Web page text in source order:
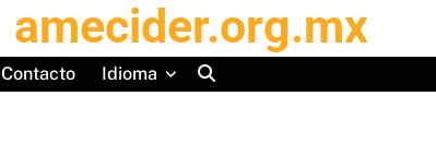
amecider.org.mx
Contacto Idioma